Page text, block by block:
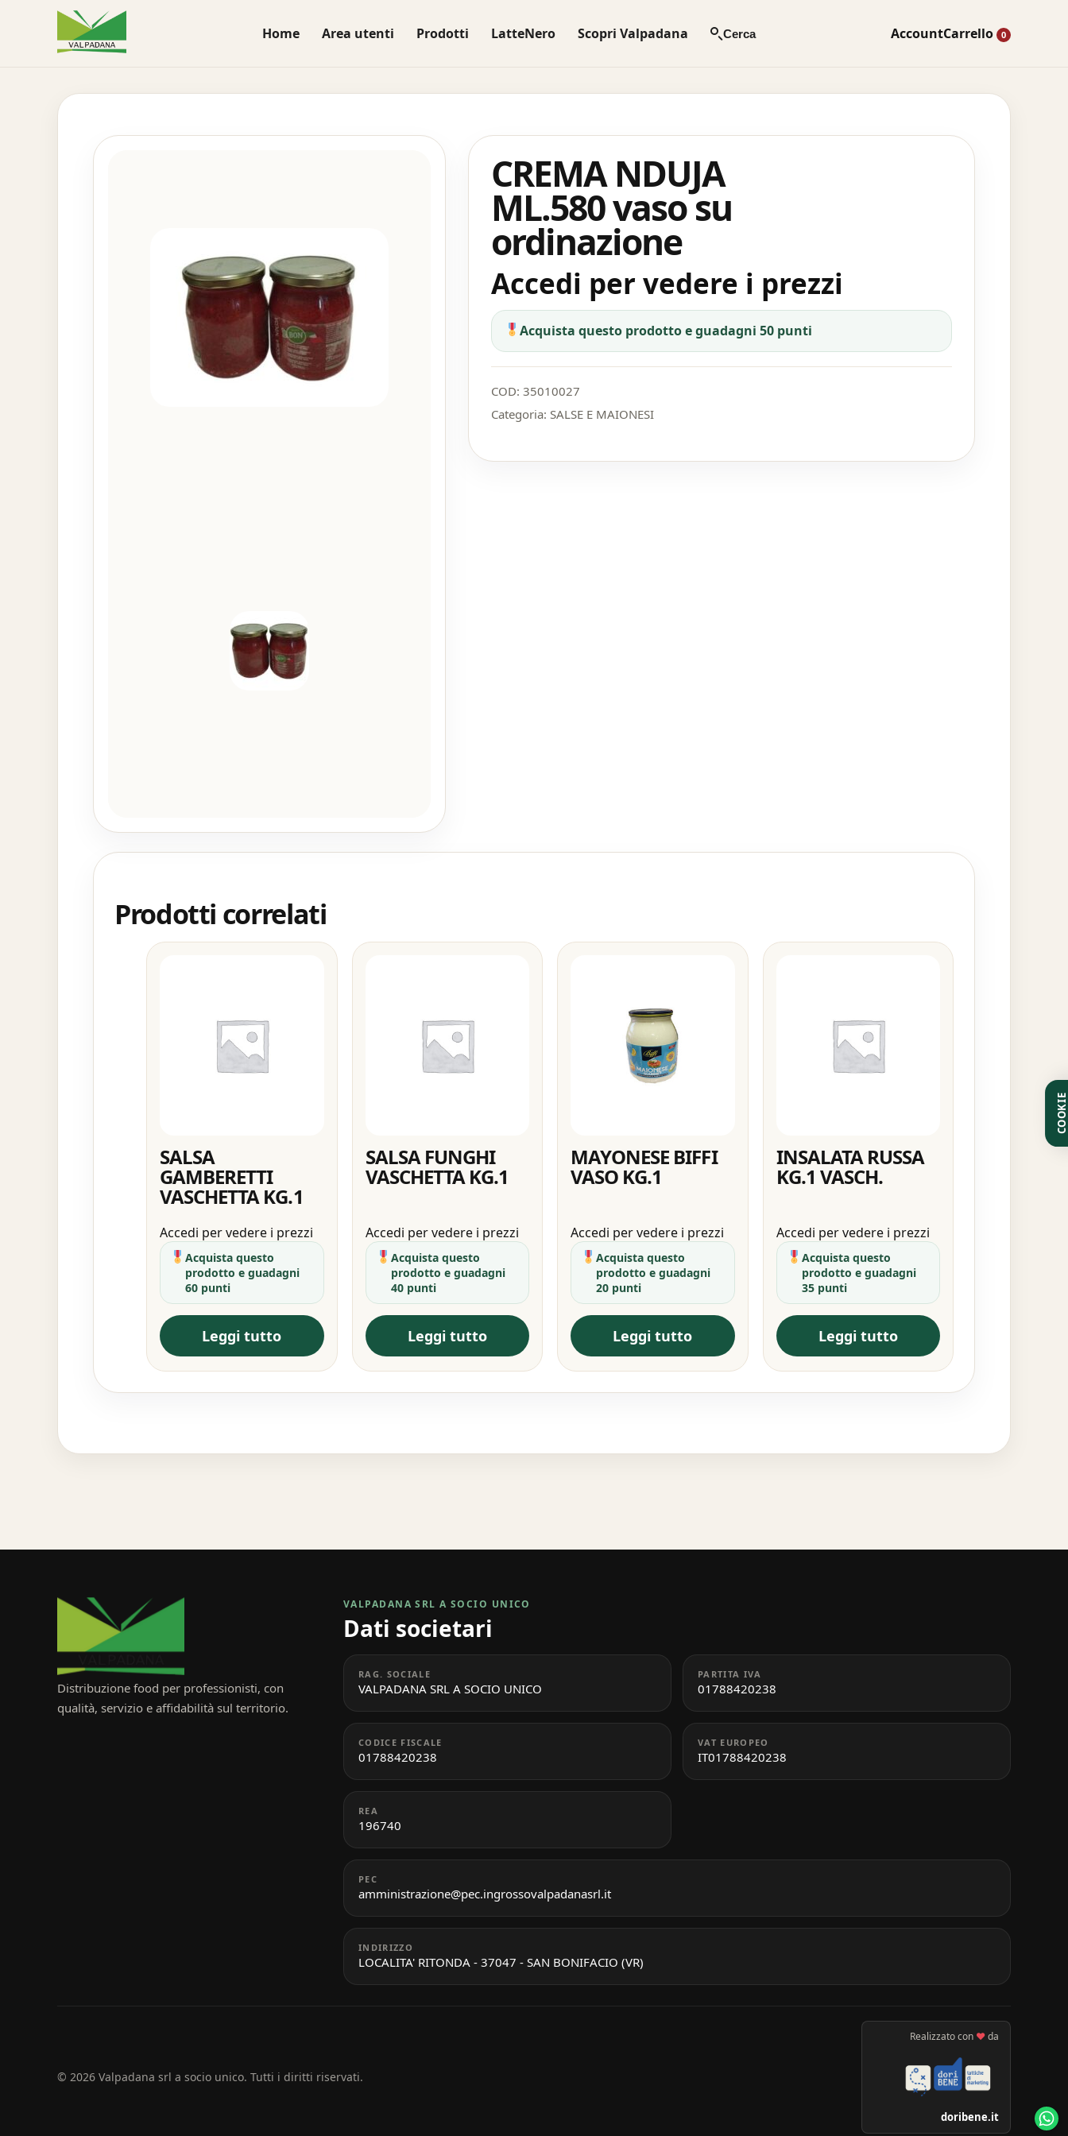
Home Area utenti Prodotti LatteNero Scopri Valpadana Cerca AccountCarrello 0
CREMA NDUJA
ML.580 vaso su
ordinazione
Accedi per vedere i prezzi
Acquista questo prodotto e guadagni 50 punti
COD: 35010027
Categoria: SALSE E MAIONESI
Prodotti correlati
SALSA
GAMBERETTI
VASCHETTA KG.1
Accedi per vedere i prezzi
Acquista questo
prodotto e guadagni
60 punti
Leggi tutto
SALSA FUNGHI
VASCHETTA KG.1
Accedi per vedere i prezzi
Acquista questo
prodotto e guadagni
40 punti
Leggi tutto
MAYONESE BIFFI
VASO KG.1
Accedi per vedere i prezzi
Acquista questo
prodotto e guadagni
20 punti
Leggi tutto
INSALATA RUSSA
KG.1 VASCH.
Accedi per vedere i prezzi
Acquista questo
prodotto e guadagni
35 punti
Leggi tutto
Distribuzione food per professionisti, con
qualità, servizio e affidabilità sul territorio.
VALPADANA SRL A SOCIO UNICO
Dati societari
RAG. SOCIALE
VALPADANA SRL A SOCIO UNICO
PARTITA IVA
01788420238
CODICE FISCALE
01788420238
VAT EUROPEO
IT01788420238
REA
196740
PEC
amministrazione@pec.ingrossovalpadanasrl.it
INDIRIZZO
LOCALITA' RITONDA - 37047 - SAN BONIFACIO (VR)
© 2026 Valpadana srl a socio unico. Tutti i diritti riservati.
Realizzato con ♥da
doribene.it
COOKIE